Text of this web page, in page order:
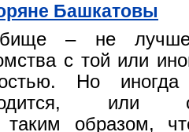
Башкатовы
– не
с той или
Но
или
таким образом,